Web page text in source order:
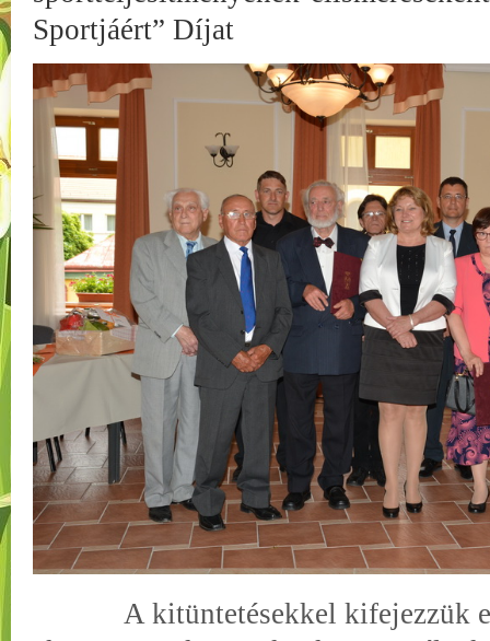
Sportjáért” Díjat
A kitüntetésekkel kifejezzük